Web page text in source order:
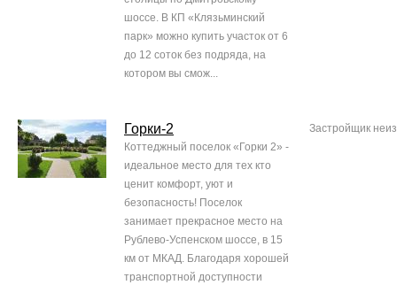
шоссе. В КП «Клязьминский
парк» можно купить участок от 6
до 12 соток без подряда, на
котором вы смож...
Горки-2
Коттеджный поселок «Горки 2» -
идеальное место для тех кто
ценит комфорт, уют и
безопасность! Поселок
занимает прекрасное место на
Рублево-Успенском шоссе, в 15
км от МКАД. Благодаря хорошей
транспортной доступности
Застройщик